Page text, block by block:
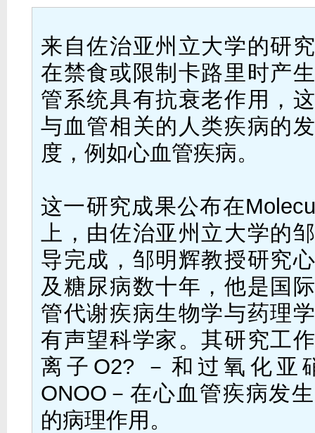
来自佐治亚州立大学的研
在禁食或限制卡路里时产
管系统具有抗衰老作用，
与血管相关的人类疾病的
度，例如心血管疾病。
这一研究成果公布在
上，由佐治亚州立大学的
导完成，邹明辉教授研究
及糖尿病数十年，他是国
管代谢疾病生物学与药理
有声望科学家。其研究工
离子O2? －和过氧化亚
ONOO－在心血管疾病发
的病理作用。